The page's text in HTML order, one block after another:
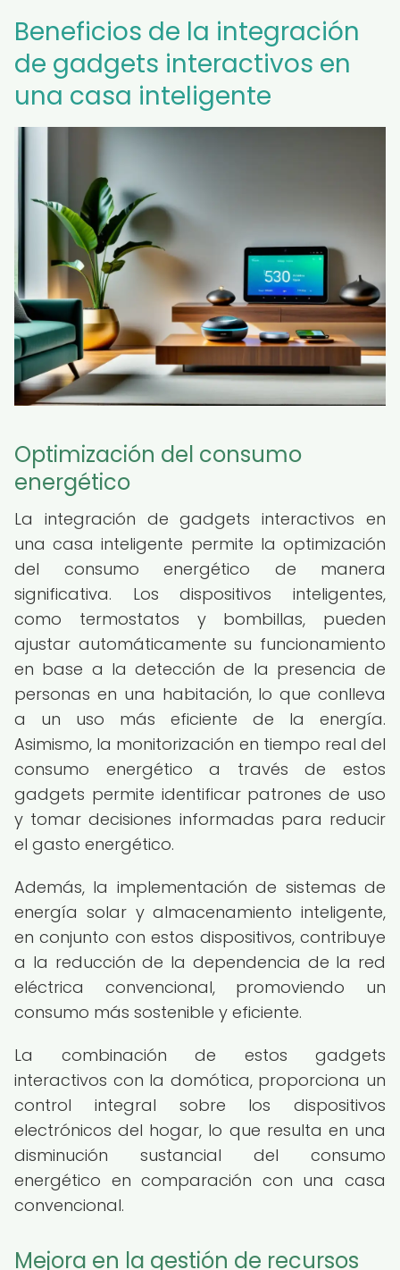
Beneficios de la integración
de gadgets interactivos en
una casa inteligente
Optimización del consumo
energético
La integración de gadgets interactivos en
una casa inteligente permite la optimización
del consumo energético de manera
significativa. Los dispositivos inteligentes,
como termostatos y bombillas, pueden
ajustar automáticamente su funcionamiento
en base a la detección de la presencia de
personas en una habitación, lo que conlleva
a un uso más eficiente de la energía.
Asimismo, la monitorización en tiempo real del
consumo energético a través de estos
gadgets permite identificar patrones de uso
y tomar decisiones informadas para reducir
el gasto energético.
Además, la implementación de sistemas de
energía solar y almacenamiento inteligente,
en conjunto con estos dispositivos, contribuye
a la reducción de la dependencia de la red
eléctrica convencional, promoviendo un
consumo más sostenible y eficiente.
La combinación de estos gadgets
interactivos con la domótica, proporciona un
control integral sobre los dispositivos
electrónicos del hogar, lo que resulta en una
disminución sustancial del consumo
energético en comparación con una casa
convencional.
Mejora en la gestión de recursos